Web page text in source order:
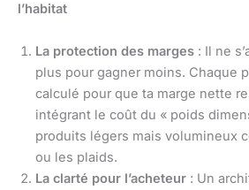
l’habitat
La protection des marges : Il ne
plus pour gagner moins. Chaque
calculé pour que ta marge nette
intégrant le coût du « poids
produits légers mais volumineux
ou les plaids.
La clarté pour l’acheteur : Un